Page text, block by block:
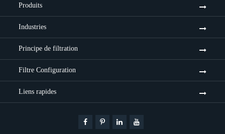
Produits
Industries
Principe de filtration
Filtre Configuration
Liens rapides